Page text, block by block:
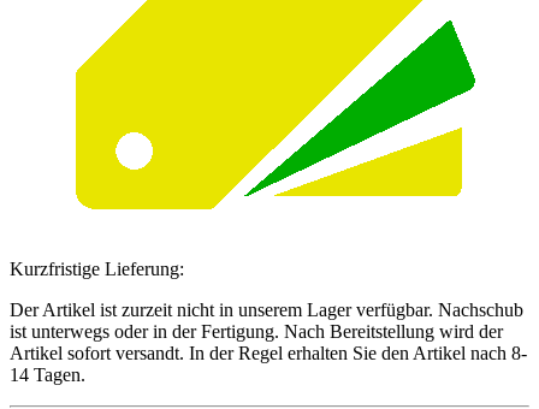
Kurzfristige Lieferung:
Der Artikel ist zurzeit nicht in unserem Lager verfügbar. Nachschub
ist unterwegs oder in der Fertigung. Nach Bereitstellung wird der
Artikel sofort versandt. In der Regel erhalten Sie den Artikel nach 8-
14 Tagen.